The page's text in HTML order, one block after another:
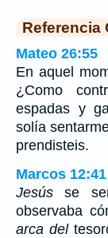
Referencia
Mateo 26:55
En aquel
¿Como
espadas y
solía
prendisteis.
Marcos 12:41
Jesús se
observaba
arca del